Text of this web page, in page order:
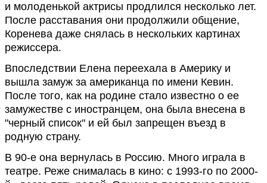
и молоденькой актрисы продлился несколько лет.
После расставания они продолжили общение,
Коренева даже снялась в нескольких картинах
режиссера.
Впоследствии Елена переехала в Америку и
вышла замуж за американца по имени Кевин.
После того, как на родине стало известно о ее
замужестве с иностранцем, она была внесена в
"черный список" и ей был запрещен въезд в
родную страну.
В 90-е она вернулась в Россию. Много играла в
театре. Реже снималась в кино: с 1993-го по 2000-